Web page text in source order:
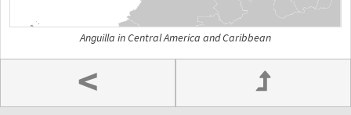
Anguilla in Central America and Caribbean
<